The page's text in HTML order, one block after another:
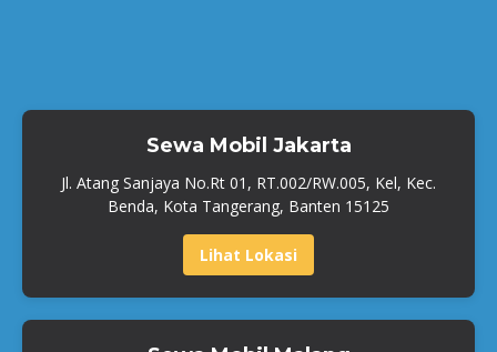
Sewa Mobil Jakarta
Jl. Atang Sanjaya No.Rt 01, RT.002/RW.005, Kel, Kec.
Benda, Kota Tangerang, Banten 15125
Lihat Lokasi